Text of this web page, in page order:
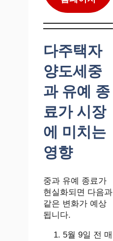
다주택자
양도세중
과 유예 종
료가 시장
에 미치는
영향
중과 유예 종료가
현실화되면 다음과
같은 변화가 예상
됩니다.
5월 9일 전 매